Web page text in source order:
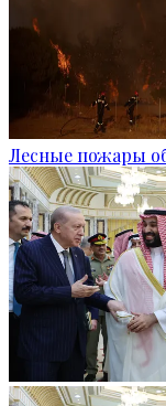
Лесные пожары